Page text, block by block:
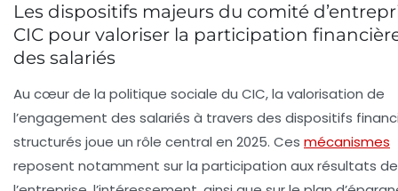
Les dispositifs majeurs du comité
CIC pour valoriser la participation
des salariés
Au cœur de la politique sociale du CIC, la valorisation de
l’engagement des salariés à travers des dispositifs
structurés joue un rôle central en 2025. Ces mécanismes
reposent notamment sur la participation aux résultats de